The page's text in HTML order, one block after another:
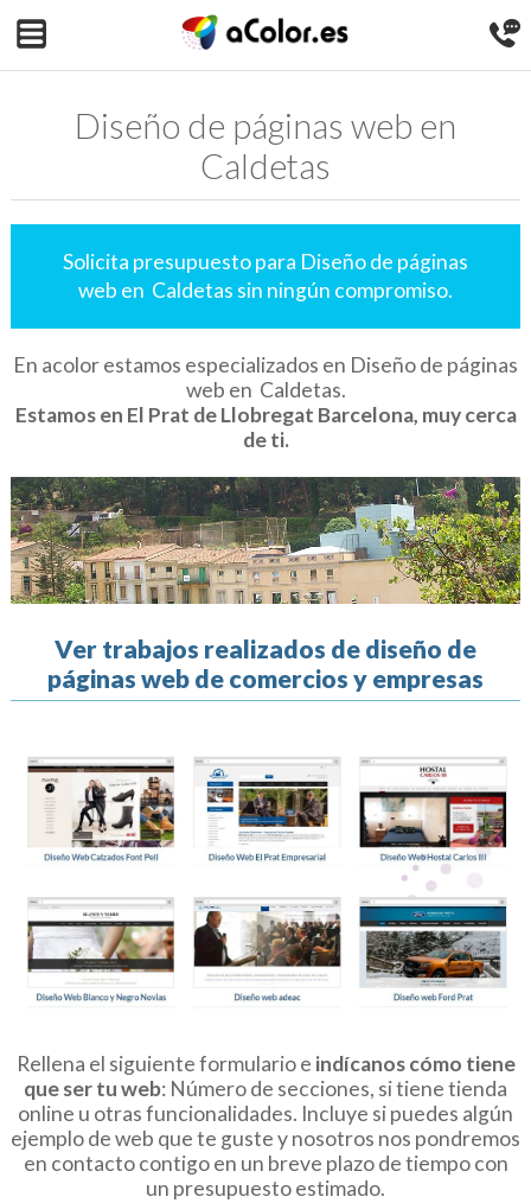
Diseño de páginas web en
Caldetas
Solicita presupuesto para Diseño de páginas
web en Caldetas sin ningún compromiso.
En acolor estamos especializados en Diseño de páginas
web en Caldetas.
Estamos en El Prat de Llobregat Barcelona, muy cerca
de ti.
Ver trabajos realizados de diseño de
páginas web de comercios y empresas
Rellena el siguiente formulario e indícanos cómo tiene
que ser tu web: Número de secciones, si tiene tienda
online u otras funcionalidades. Incluye si puedes algún
ejemplo de web que te guste y nosotros nos pondremos
en contacto contigo en un breve plazo de tiempo con
un presupuesto estimado.